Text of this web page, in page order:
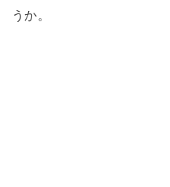
うか。